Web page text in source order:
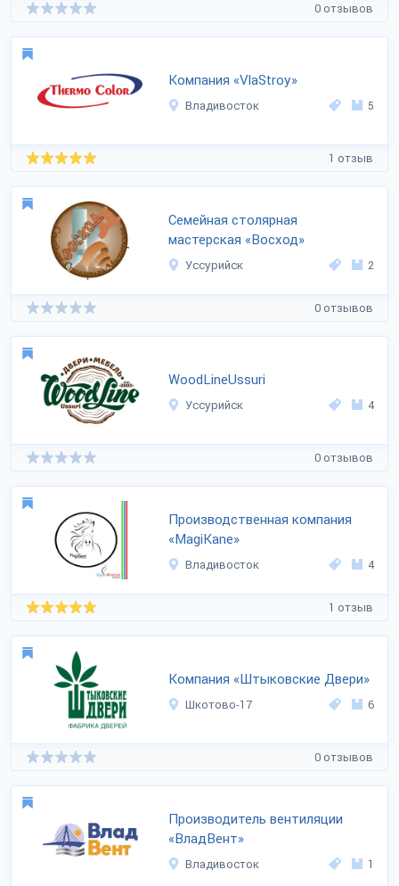
0 отзывов
Компания «VlaStroy»
Владивосток 5
1 отзыв
Семейная столярная
мастерская «Восход»
Уссурийск 2
0 отзывов
WoodLineUssuri
Уссурийск 4
0 отзывов
Производственная компания
«MagiKane»
Владивосток 4
1 отзыв
Компания «Штыковские Двери»
Шкотово-17 6
0 отзывов
Производитель вентиляции
«ВладВент»
Владивосток 1